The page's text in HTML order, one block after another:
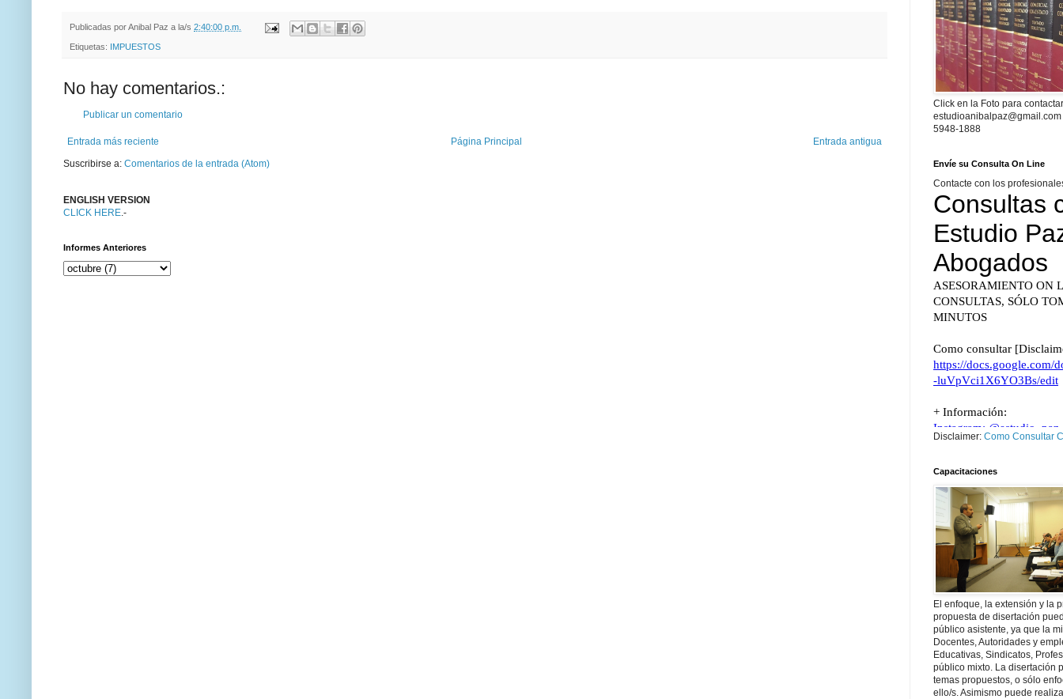
Publicadas porAnibal Paz a la/s 2:40:00 p.m.
Etiquetas: IMPUESTOS
No hay comentarios.:
Publicar un comentario
Entrada más reciente Entrada antigua
Página Principal
Suscribirse a: Comentarios de la entrada (Atom)
ENGLISH VERSION
CLICK HERE .-
Informes Anteriores
Click en la Foto para
5948-1888
Envíe su Consulta On Line
Contacte con los
Disclaimer: Como Consultar
Capacitaciones
El enfoque, la extensión y la
propuesta de disertación
público asistente, ya que la
Docentes, Autoridades y
Educativas, Sindicatos,
público mixto. La disertación
temas propuestos, o sólo
ello/s. Asimismo puede